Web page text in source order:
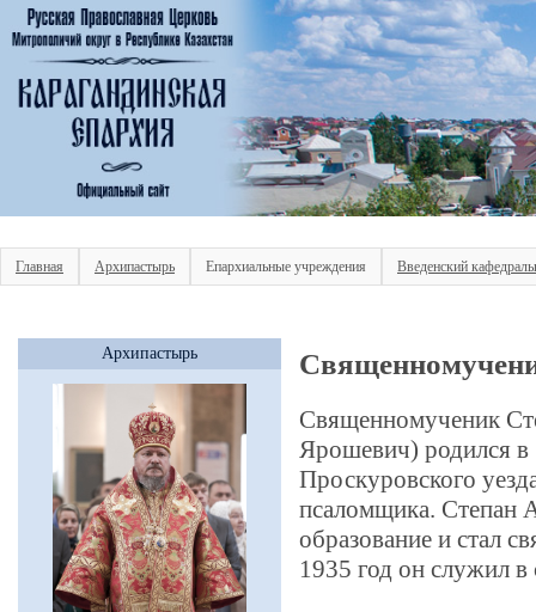
Главная Архипастырь Епархиальные учреждения Введенский
Архипастырь
Священномученик
Ярошевич) родился в
Проскуровского
псаломщика. Степан
образование и стал
1935 год он служил в